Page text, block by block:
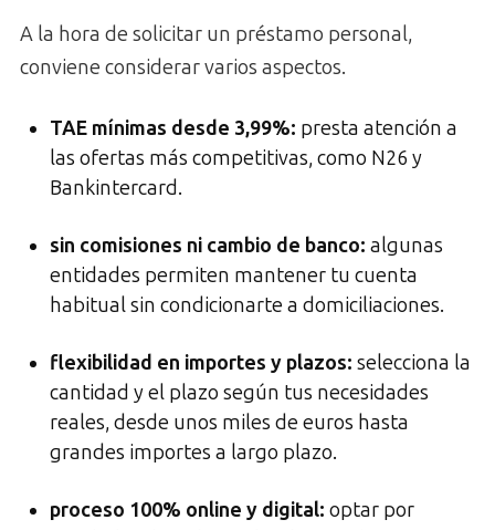
A la hora de solicitar un préstamo personal,
conviene considerar varios aspectos.
TAE mínimas desde 3,99%: presta atención a
las ofertas más competitivas, como N26 y
Bankintercard.
sin comisiones ni cambio de banco: algunas
entidades permiten mantener tu cuenta
habitual sin condicionarte a domiciliaciones.
flexibilidad en importes y plazos: selecciona la
cantidad y el plazo según tus necesidades
reales, desde unos miles de euros hasta
grandes importes a largo plazo.
proceso 100% online y digital: optar por